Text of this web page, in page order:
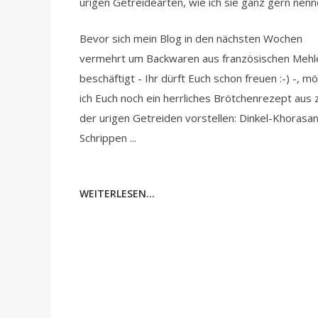
Bevor sich mein Blog in den nächsten Wochen
vermehrt um Backwaren aus französischen
beschäftigt - Ihr dürft Euch schon freuen :-) -,
ich Euch noch ein herrliches Brötchenrezept aus
der urigen Getreiden vorstellen: Dinkel-
Schrippen ...
WEITERLESEN...